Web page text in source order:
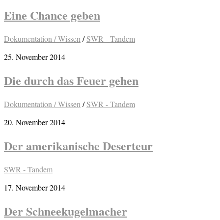
Eine Chance geben
Dokumentation / Wissen /SWR - Tandem
25. November 2014
Die durch das Feuer gehen
Dokumentation / Wissen /SWR - Tandem
20. November 2014
Der amerikanische Deserteur
SWR - Tandem
17. November 2014
Der Schneekugelmacher